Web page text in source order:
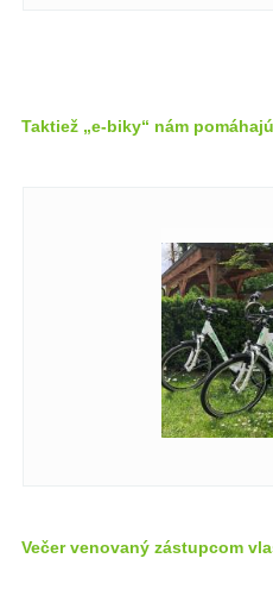
Taktiež „e-biky“ nám
Večer venovaný zástupcom